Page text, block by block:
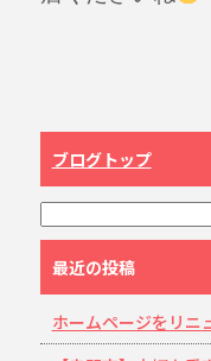
ブログトップ
最近の投稿
ホームページをリニ